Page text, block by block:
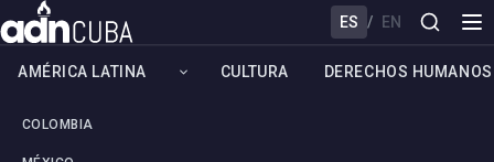
ES / EN
AMÉRICA LATINA
COLOMBIA
CULTURA DERECHOS HUMANOS